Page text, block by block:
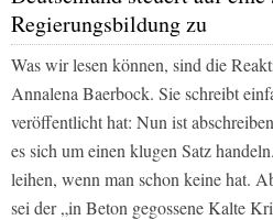
Regierungsbildung zu
Was wir lesen können, sind die
Annalena Baerbock. Sie schreibt
veröffentlicht hat: Nun ist
es sich um einen klugen Satz
leihen, wenn man schon keine hat.
sei der „in Beton gegossene Kalte